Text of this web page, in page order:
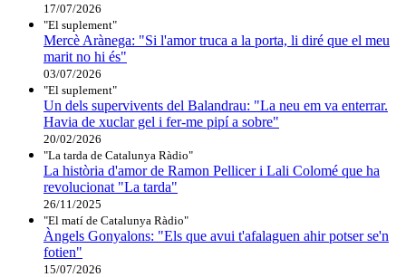
17/07/2026
"El suplement"
Mercè Arànega: "Si l'amor truca a la porta, li diré que el meu
marit no hi és"
03/07/2026
"El suplement"
Un dels supervivents del Balandrau: "La neu em va enterrar.
Havia de xuclar gel i fer-me pipí a sobre"
20/02/2026
"La tarda de Catalunya Ràdio"
La història d'amor de Ramon Pellicer i Lali Colomé que ha
revolucionat "La tarda"
26/11/2025
"El matí de Catalunya Ràdio"
Àngels Gonyalons: "Els que avui t'afalaguen ahir potser se'n
fotien"
15/07/2026